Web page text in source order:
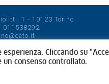
1 - 10123 Torino
011538292
Cliccando su
consenso controllato.